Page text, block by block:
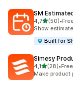
SM
4,7/ 5 tähteä
(50)
50 arvostelua
•
Show
Built for
Simesy
4,1/ 5 tähteä
(28)
28 arvostelua
•
Make product